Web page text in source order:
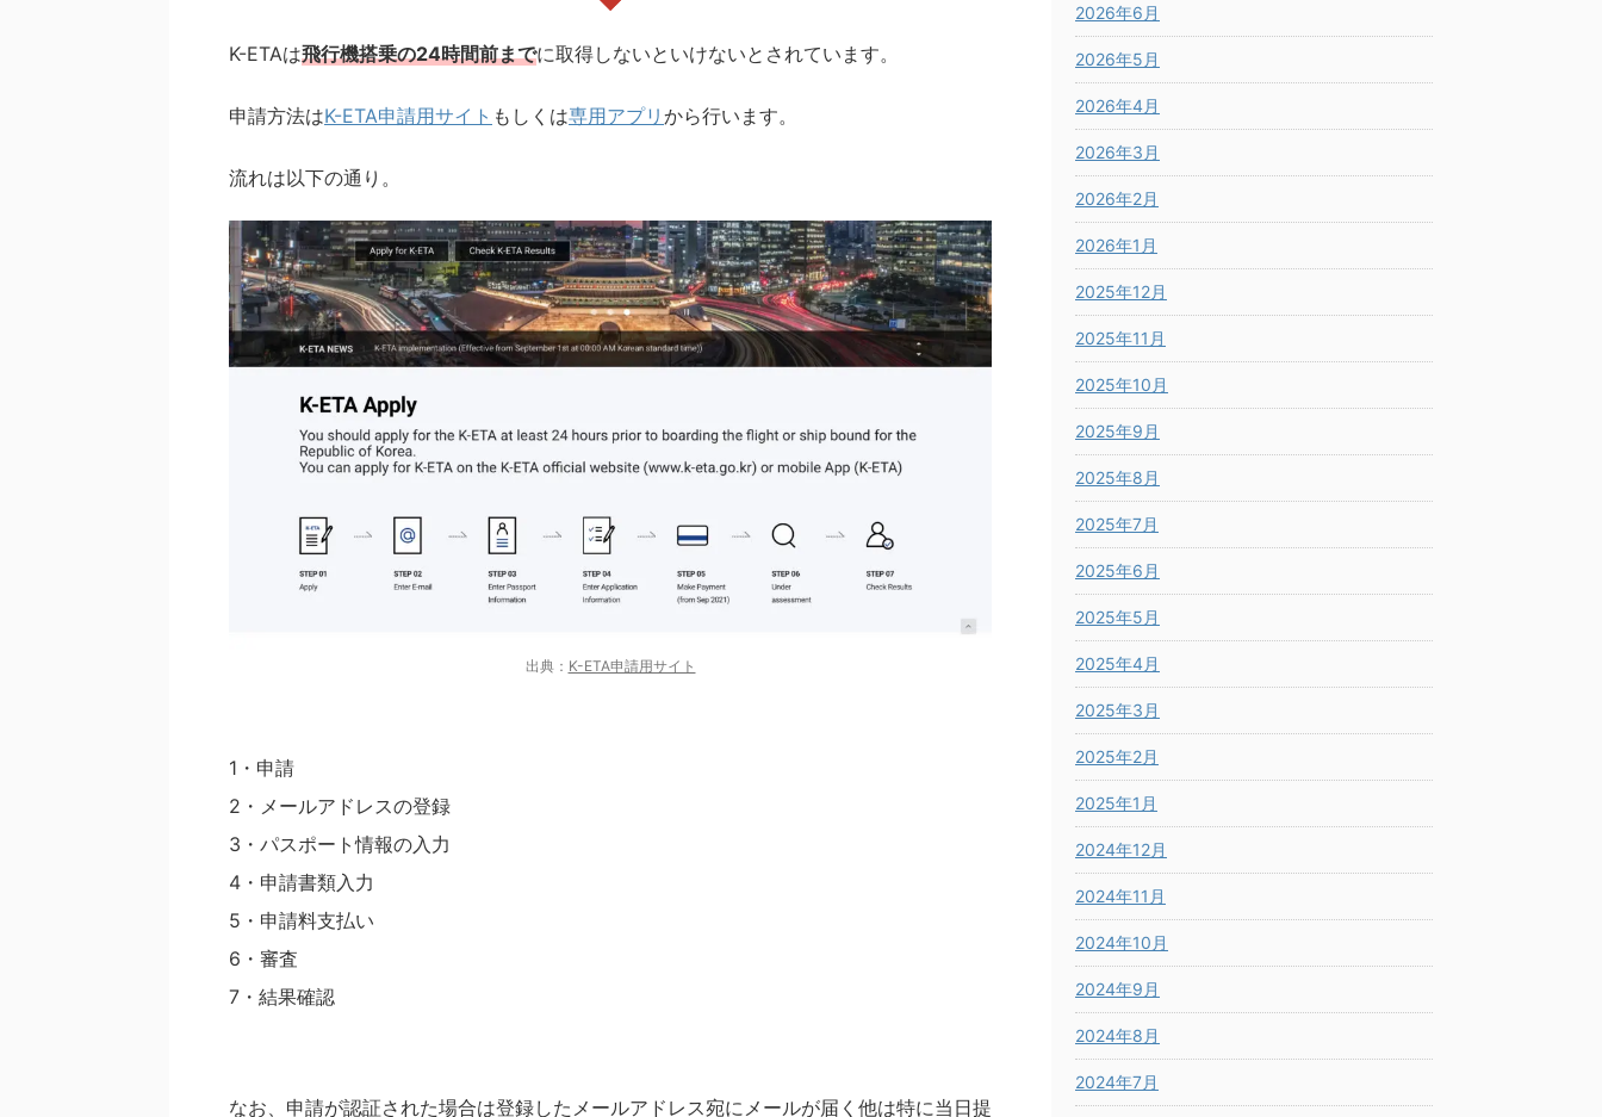
K-ETAは飛行機搭乗の24時間前までに取得しないといけないとされています。
申請方法はK-ETA申請用サイト もしくは専用アプリ から行います。
流れは以下の通り。
出典： K-ETA申請用サイト
1・申請
2・メールアドレスの登録
3・パスポート情報の入力
4・申請書類入力
5・申請料支払い
6・審査
7・結果確認
なお、申請が認証された場合は登録したメールアドレス宛にメールが届く他は特に当日提
2026年6月
2026年5月
2026年4月
2026年3月
2026年2月
2026年1月
2025年12月
2025年11月
2025年10月
2025年9月
2025年8月
2025年7月
2025年6月
2025年5月
2025年4月
2025年3月
2025年2月
2025年1月
2024年12月
2024年11月
2024年10月
2024年9月
2024年8月
2024年7月